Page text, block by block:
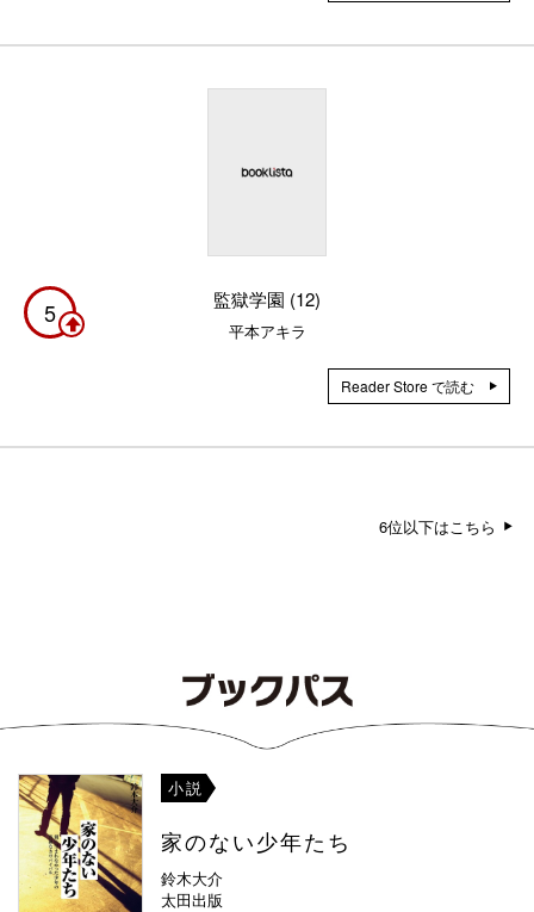
5 監獄学園 (12)
平本アキラ
Reader Store で読む
6位以下はこちら
小説
家のない少年たち
鈴木大介
太田出版